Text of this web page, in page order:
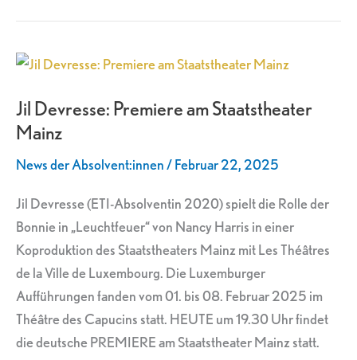
Jil Devresse: Premiere am Staatstheater
Mainz
News der Absolvent:innen/Februar 22, 2025
Jil Devresse (ETI-Absolventin 2020) spielt die Rolle der
Bonnie in „Leuchtfeuer“ von Nancy Harris in einer
Koproduktion des Staatstheaters Mainz mit Les Théâtres
de la Ville de Luxembourg. Die Luxemburger
Aufführungen fanden vom 01. bis 08. Februar 2025 im
Théâtre des Capucins statt. HEUTE um 19.30 Uhr findet
die deutsche PREMIERE am Staatstheater Mainz statt.
Jil
Premiere
am